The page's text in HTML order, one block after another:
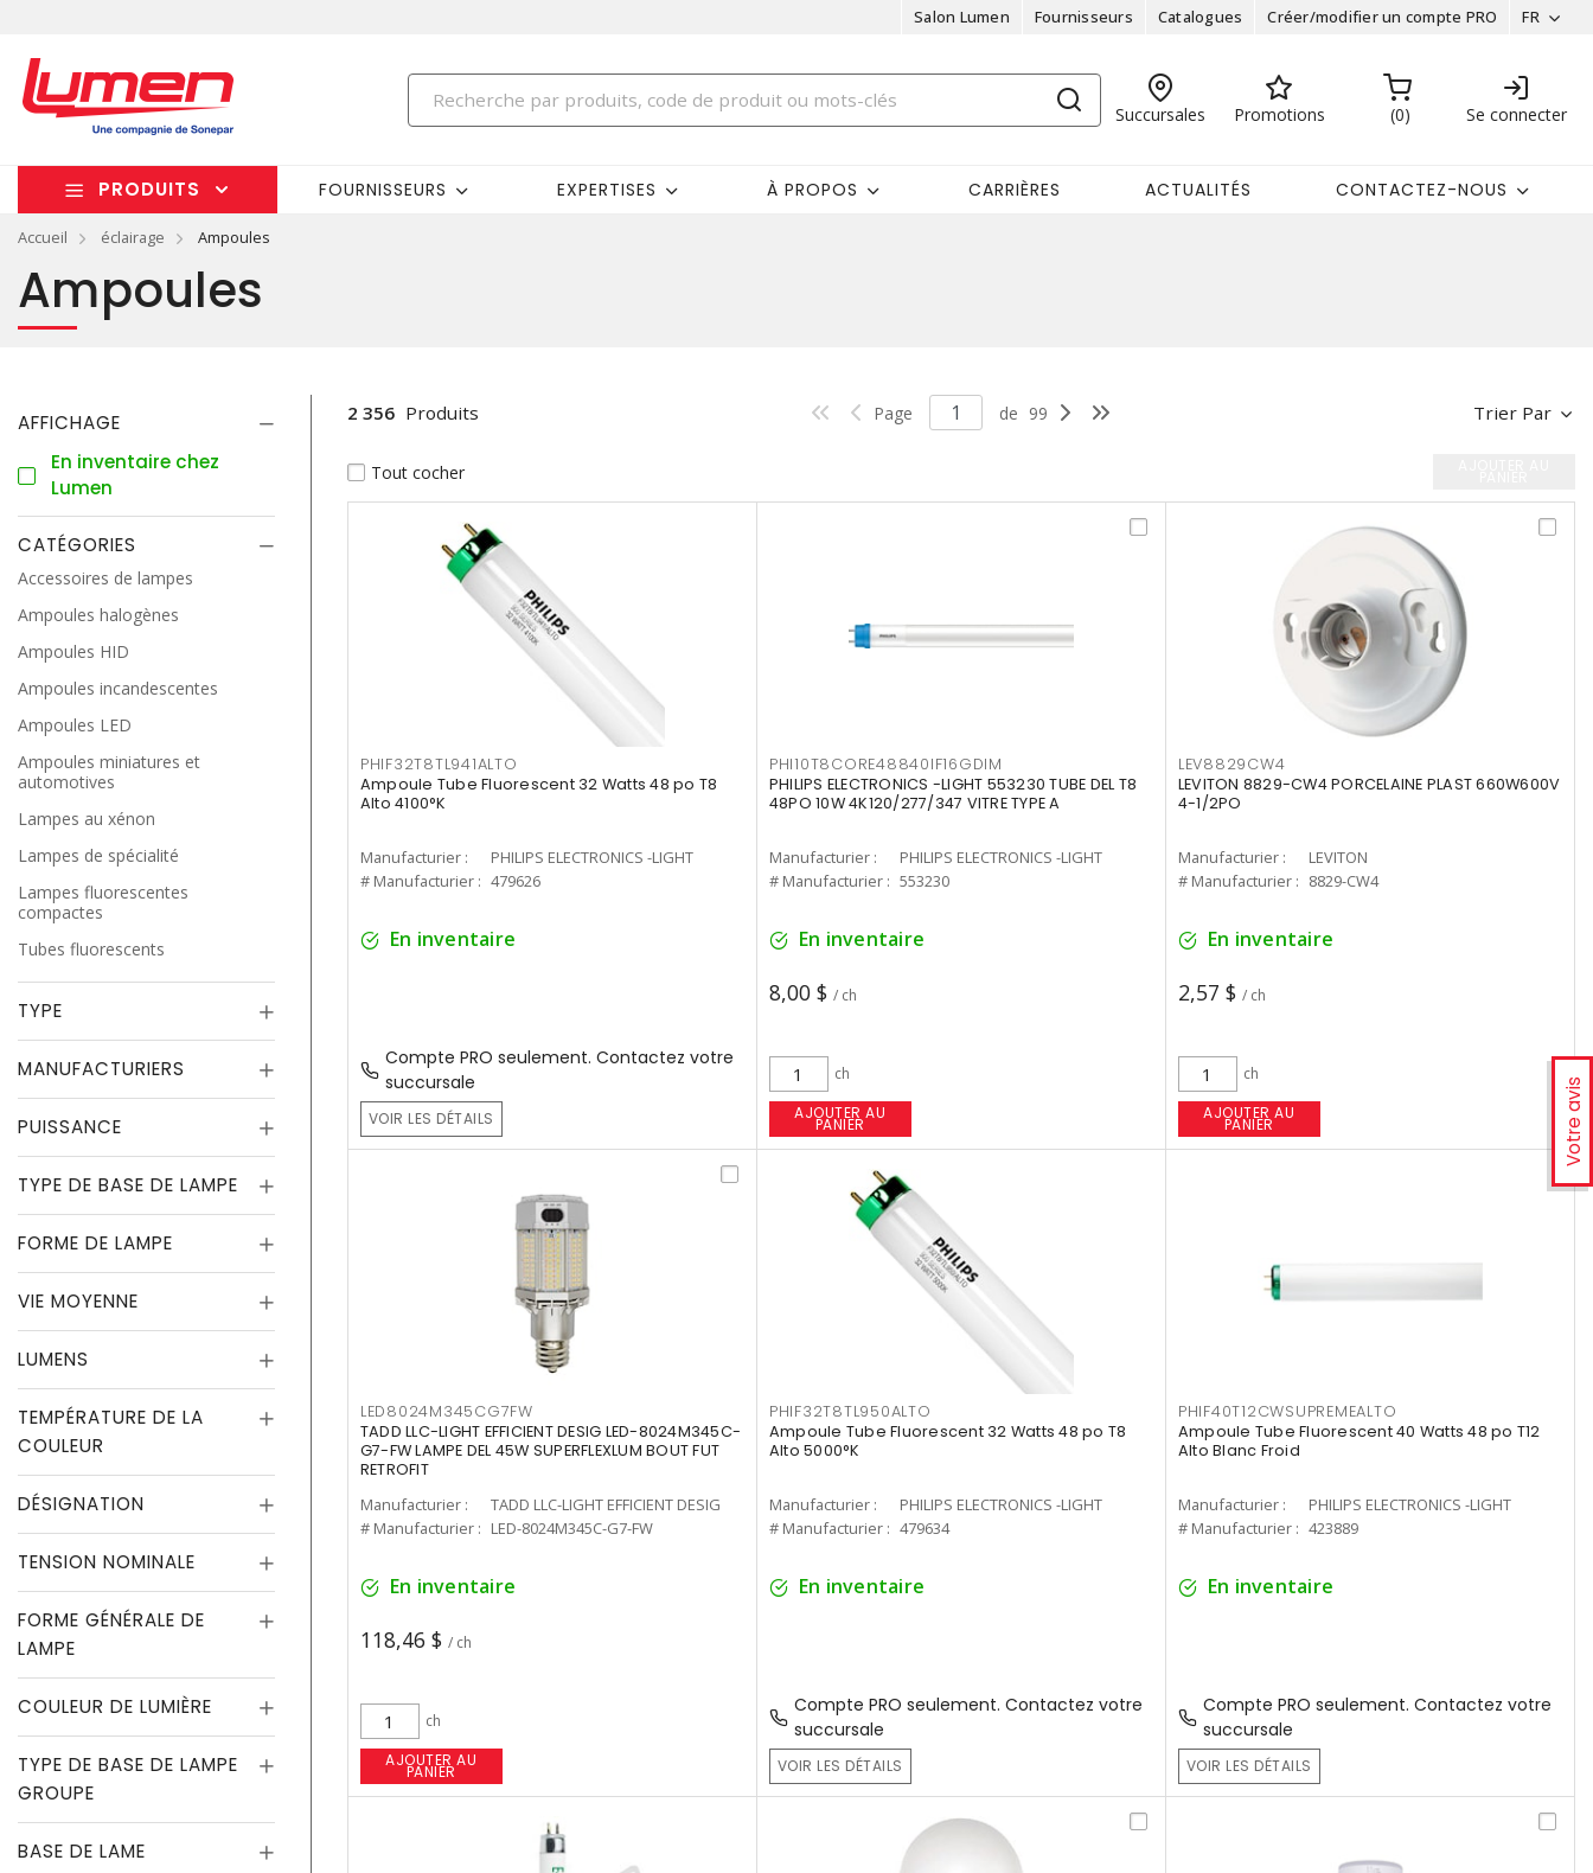
Salon Lumen Fournisseurs Catalogues Créer/modifier un compte PRO FR
Succursales Promotions 0 Se connecter
PRODUITS FOURNISSEURS EXPERTISES À PROPOS CARRIÈRES ACTUALITÉS CONTACTEZ-NOUS
Accueil éclairage Ampoules
Votre avis
Ampoules
AFFICHAGE
En inventaire chez
Lumen
CATÉGORIES
Accessoires de lampes
Ampoules halogènes
Ampoules HID
Ampoules incandescentes
Ampoules LED
Ampoules miniatures et
automotives
Lampes au xénon
Lampes de spécialité
Lampes fluorescentes
compactes
Tubes fluorescents
TYPE
MANUFACTURIERS
PUISSANCE
TYPE DE BASE DE LAMPE
FORME DE LAMPE
VIE MOYENNE
LUMENS
TEMPÉRATURE DE LA
COULEUR
DÉSIGNATION
TENSION NOMINALE
FORME GÉNÉRALE DE
LAMPE
COULEUR DE LUMIÈRE
TYPE DE BASE DE LAMPE
GROUPE
BASE DE LAME
Trier Par
2 356 Produits Page de 99
Tout cocher
PHIF32T8TL941ALTO
Ampoule Tube Fluorescent 32 Watts 48 po T8
Alto 4100°K
Manufacturier :
PHILIPS ELECTRONICS -LIGHT
# Manufacturier : 479626
En inventaire
Compte PRO seulement. Contactez votre
succursale
VOIR LES DÉTAILS
PHI10T8CORE48840IF16GDIM
PHILIPS ELECTRONICS -LIGHT 553230 TUBE DEL T8
48PO 10W 4K120/277/347 VITRE TYPE A
Manufacturier :
PHILIPS ELECTRONICS -LIGHT
# Manufacturier : 553230
En inventaire
8,00 $ / ch
ch
AJOUTER AU
PANIER
LEV8829CW4
LEVITON 8829-CW4 PORCELAINE PLAST 660W600V
4-1/2PO
Manufacturier :
LEVITON
# Manufacturier : 8829-CW4
En inventaire
2,57 $ / ch
ch
AJOUTER AU
PANIER
LED8024M345CG7FW
TADD LLC-LIGHT EFFICIENT DESIG LED-8024M345C-
G7-FW LAMPE DEL 45W SUPERFLEXLUM BOUT FUT
RETROFIT
Manufacturier :
TADD LLC-LIGHT EFFICIENT DESIG
# Manufacturier : LED-8024M345C-G7-FW
En inventaire
118,46 $ / ch
ch
AJOUTER AU
PANIER
PHIF32T8TL950ALTO
Ampoule Tube Fluorescent 32 Watts 48 po T8
Alto 5000°K
Manufacturier :
PHILIPS ELECTRONICS -LIGHT
# Manufacturier : 479634
En inventaire
Compte PRO seulement. Contactez votre
succursale
VOIR LES DÉTAILS
PHIF40T12CWSUPREMEALTO
Ampoule Tube Fluorescent 40 Watts 48 po T12
Alto Blanc Froid
Manufacturier :
PHILIPS ELECTRONICS -LIGHT
# Manufacturier : 423889
En inventaire
Compte PRO seulement. Contactez votre
succursale
VOIR LES DÉTAILS